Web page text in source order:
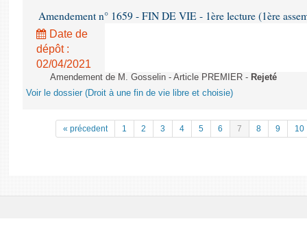
Amendement n° 1659 - FIN DE VIE - 1ère lecture (1ère
Date de
dépôt :
02/04/2021
Amendement de M. Gosselin - Article PREMIER - Rejeté
Voir le dossier (Droit à une fin de vie libre et choisie)
« précedent 1 2 3 4 5 6 7 8 9 10